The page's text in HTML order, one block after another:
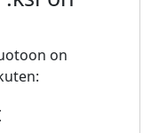
on